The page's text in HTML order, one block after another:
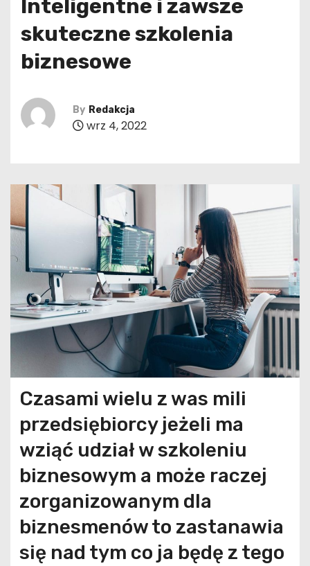
Inteligentne i zawsze
skuteczne szkolenia
biznesowe
By Redakcja
wrz 4, 2022
Czasami wielu z was mili
przedsiębiorcy jeżeli ma
wziąć udział w szkoleniu
biznesowym a może raczej
zorganizowanym dla
biznesmenów to zastanawia
się nad tym co ja będę z tego